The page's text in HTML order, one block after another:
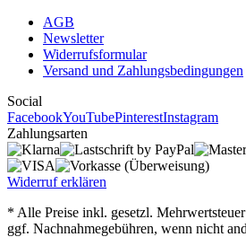
AGB
Newsletter
Widerrufsformular
Versand und Zahlungsbedingungen
Social
FacebookYouTubePinterestInstagram
Zahlungsarten
Widerruf erklären
* Alle Preise inkl. gesetzl.
ggf. Nachnahmegebühren, wenn nicht